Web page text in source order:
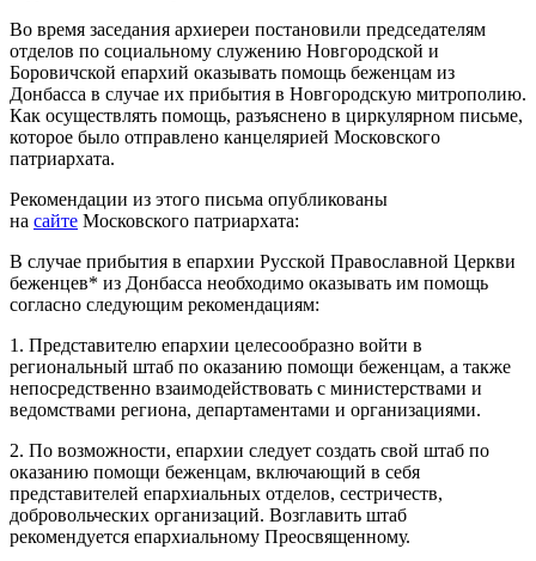
Во время заседания архиереи постановили председателям
отделов по социальному служению Новгородской и
Боровичской епархий оказывать помощь беженцам из
Донбасса в случае их прибытия в Новгородскую митрополию.
Как осуществлять помощь, разъяснено в циркулярном письме,
которое было отправлено канцелярией Московского
патриархата.
Рекомендации из этого письма опубликованы
на сайте Московского патриархата:
В случае прибытия в епархии Русской Православной Церкви
беженцев* из Донбасса необходимо оказывать им помощь
согласно следующим рекомендациям:
1. Представителю епархии целесообразно войти в
региональный штаб по оказанию помощи беженцам, а также
непосредственно взаимодействовать с министерствами и
ведомствами региона, департаментами и организациями.
2. По возможности, епархии следует создать свой штаб по
оказанию помощи беженцам, включающий в себя
представителей епархиальных отделов, сестричеств,
добровольческих организаций. Возглавить штаб
рекомендуется епархиальному Преосвященному.